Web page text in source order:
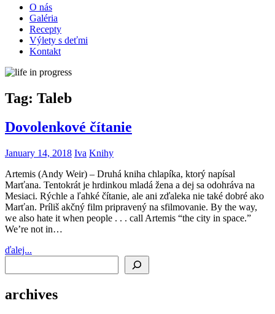
O nás
Galéria
Recepty
Výlety s deťmi
Kontakt
Tag: Taleb
Dovolenkové čítanie
January 14, 2018 Iva Knihy
Artemis (Andy Weir) – Druhá kniha chlapíka, ktorý napísal
Marťana. Tentokrát je hrdinkou mladá žena a dej sa odohráva na
Mesiaci. Rýchle a ľahké čítanie, ale ani zďaleka nie také dobré ako
Marťan. Príliš akčný film pripravený na sfilmovanie. By the way,
we also hate it when people . . . call Artemis “the city in space.”
We’re not in…
ďalej...
archives